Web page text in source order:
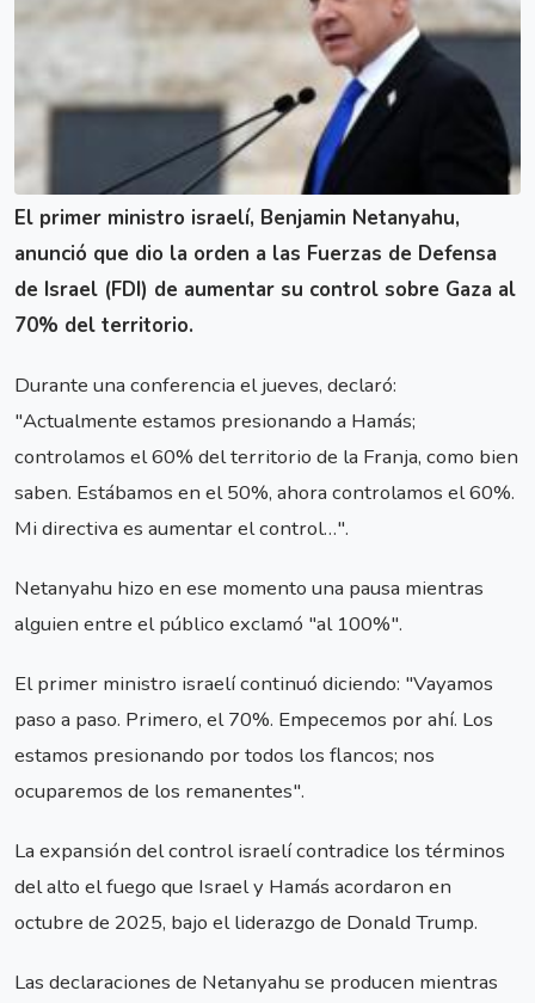
El primer ministro israelí, Benjamin Netanyahu,
anunció que dio la orden a las Fuerzas de Defensa
de Israel (FDI) de aumentar su control sobre Gaza al
70% del territorio.
Durante una conferencia el jueves, declaró:
"Actualmente estamos presionando a Hamás;
controlamos el 60% del territorio de la Franja, como bien
saben. Estábamos en el 50%, ahora controlamos el 60%.
Mi directiva es aumentar el control…".
Netanyahu hizo en ese momento una pausa mientras
alguien entre el público exclamó "al 100%".
El primer ministro israelí continuó diciendo: "Vayamos
paso a paso. Primero, el 70%. Empecemos por ahí. Los
estamos presionando por todos los flancos; nos
ocuparemos de los remanentes".
La expansión del control israelí contradice los términos
del alto el fuego que Israel y Hamás acordaron en
octubre de 2025, bajo el liderazgo de Donald Trump.
Las declaraciones de Netanyahu se producen mientras